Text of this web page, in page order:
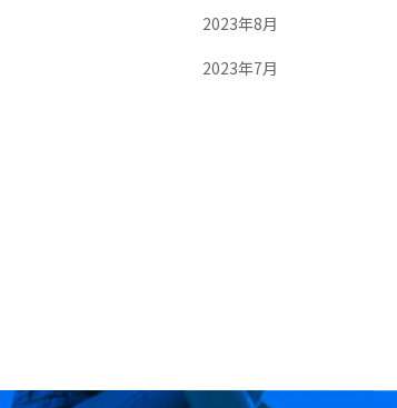
2023年8月
2023年7月